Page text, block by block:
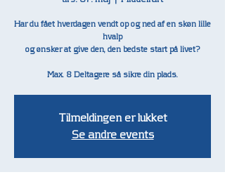
Har du fået hverdagen vendt op og ned af en skøn lille
hvalp
og ønsker at give den, den bedste start på livet?
Max. 8 Deltagere så sikre din plads.
Tilmeldingen er lukket
Se andre events